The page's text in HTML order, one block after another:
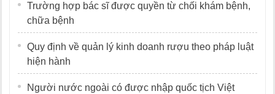
Trường hợp bác sĩ được quyền từ chối khám bệnh,
chữa bệnh
Quy định về quản lý kinh doanh rượu theo pháp luật
hiện hành
Người nước ngoài có được nhập quốc tịch Việt